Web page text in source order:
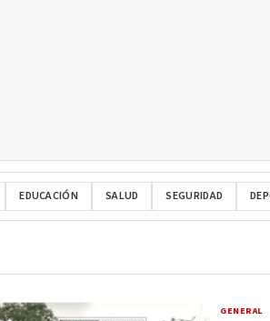
EDUCACIÓN SALUD SEGURIDAD
GENERAL